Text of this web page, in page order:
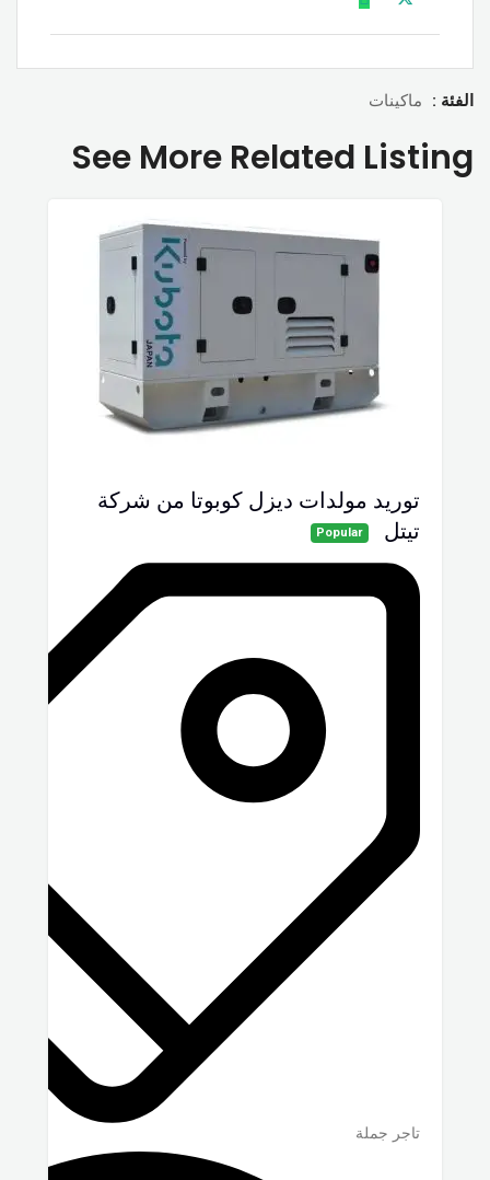
الفئة : ماكينات
See More Related Listing
توريد مولدات ديزل كوبوتا من شركة
تيتل
Popular
تاجر جملة